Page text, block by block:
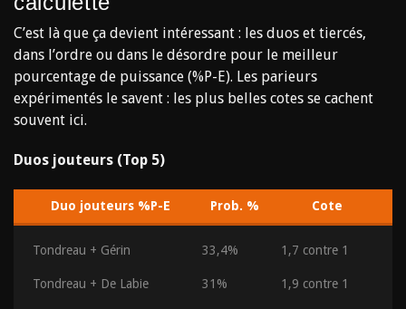
C’est là que ça devient intéressant : les duos et tiercés,
dans l’ordre ou dans le désordre pour le meilleur
pourcentage de puissance (%P-E). Les parieurs
expérimentés le savent : les plus belles cotes se cachent
souvent ici.
Duos jouteurs (Top 5)
Duo jouteurs %P-E Prob. % Cote
Tondreau + Gérin 33,4% 1,7 contre 1
Tondreau + De Labie 31% 1,9 contre 1